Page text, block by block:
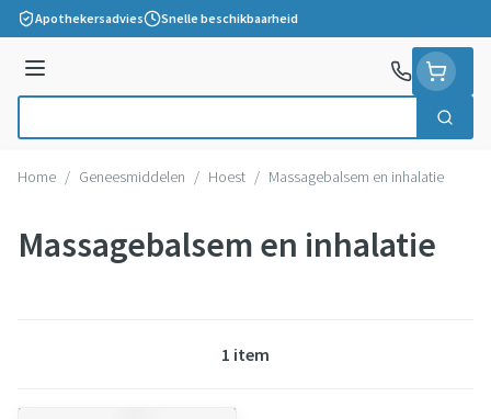
Ga naar de inhoud
Apothekersadvies Snelle beschikbaarheid
Menu
Zoek
Home / Geneesmiddelen / Hoest / Massagebalsem en inhalatie
Massagebalsem en inhalatie
1 item